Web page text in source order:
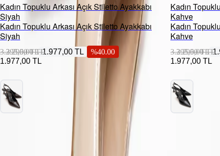
Kadın Topuklu Arkası Açık Stiletto Ayakkabı
Siyah
Kadın Topuklu Arkası Açık Stiletto Ayakkabı
Siyah
3.295,00 TL 1.977,00 TL %40.00
1.977,00 TL
3.295,00 TL
Kadın
Kahve
Kadın
Kahve
3.295,00 TL
1.977,00 TL
3.295,00 TL